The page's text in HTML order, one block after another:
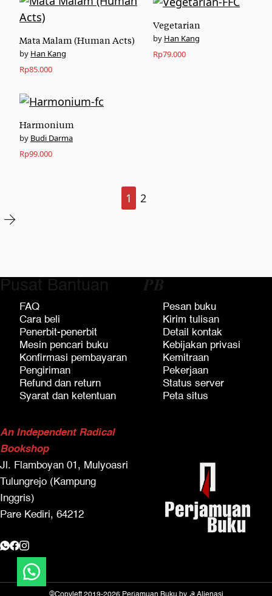
Mata Malam (Human Acts)
Han Kang
Rp85.000
Vegetarian
Han Kang
Rp79.000
Harmonium
Budi Darma
Rp99.000
1 2
Pusat Bantuan
FAQ
Cara beli
Penerbit-penerbit
Mesin pencari buku
Konfirmasi pembayaran
Pengiriman
Refund dan return
Syarat dan ketentuan
𝑷𝑩
Pesan buku
Kirim tulisan
Detail kontak
Kebijakan privasi
Kemitraan
Pekerjaan
Status server
Peta situs
An Independent Radical
Bookshop
Jl. Flamboyan 01, Mulyoasri
Tulungrejo (Kampung
Inggris)
Pare Kediri, 64212
©